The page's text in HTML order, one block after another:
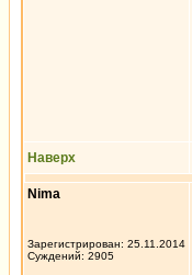
Наверх
Nima
Зарегистрирован: 25.11.2014
Суждений: 2905